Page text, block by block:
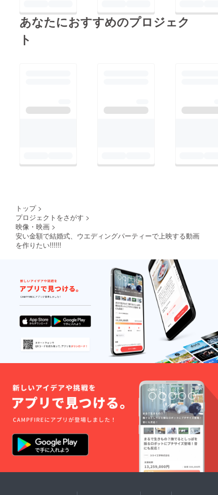
あなたにおすすめのプロジェク
ト
トップ >
プロジェクトをさがす >
映像・映画 >
安い金額で結婚式、ウエディングパーティーで上映する動画
を作りたい!!!!!!